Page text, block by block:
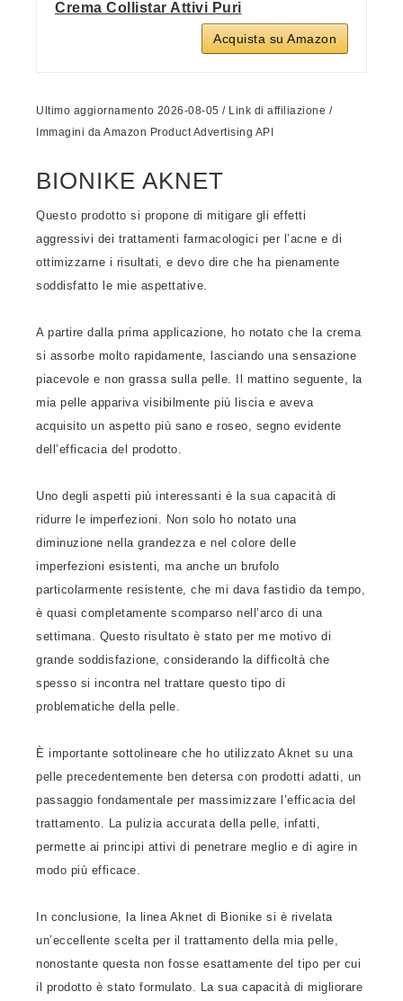
Crema Collistar Attivi Puri
Acquista su Amazon
Ultimo aggiornamento 2026-08-05 / Link di affiliazione /
Immagini da Amazon Product Advertising API
BIONIKE AKNET
Questo prodotto si propone di mitigare gli effetti
aggressivi dei trattamenti farmacologici per l’acne e di
ottimizzarne i risultati, e devo dire che ha pienamente
soddisfatto le mie aspettative.
A partire dalla prima applicazione, ho notato che la crema
si assorbe molto rapidamente, lasciando una sensazione
piacevole e non grassa sulla pelle. Il mattino seguente, la
mia pelle appariva visibilmente più liscia e aveva
acquisito un aspetto più sano e roseo, segno evidente
dell’efficacia del prodotto.
Uno degli aspetti più interessanti è la sua capacità di
ridurre le imperfezioni. Non solo ho notato una
diminuzione nella grandezza e nel colore delle
imperfezioni esistenti, ma anche un brufolo
particolarmente resistente, che mi dava fastidio da tempo,
è quasi completamente scomparso nell’arco di una
settimana. Questo risultato è stato per me motivo di
grande soddisfazione, considerando la difficoltà che
spesso si incontra nel trattare questo tipo di
problematiche della pelle.
È importante sottolineare che ho utilizzato Aknet su una
pelle precedentemente ben detersa con prodotti adatti, un
passaggio fondamentale per massimizzare l’efficacia del
trattamento. La pulizia accurata della pelle, infatti,
permette ai principi attivi di penetrare meglio e di agire in
modo più efficace.
In conclusione, la linea Aknet di Bionike si è rivelata
un’eccellente scelta per il trattamento della mia pelle,
nonostante questa non fosse esattamente del tipo per cui
il prodotto è stato formulato. La sua capacità di migliorare